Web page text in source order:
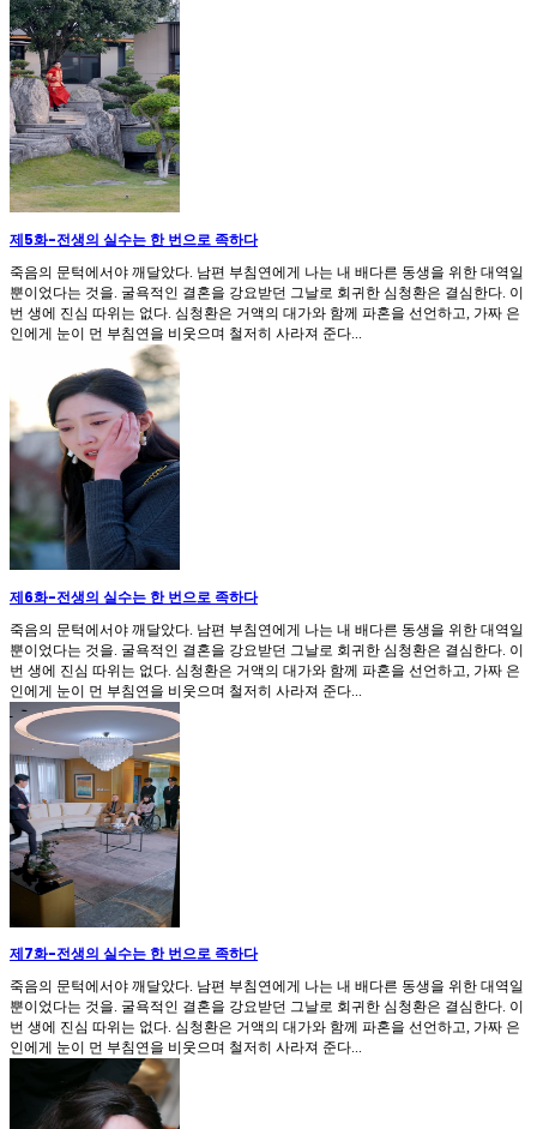
제5화-전생의 실수는 한 번으로 족하다
죽음의 문턱에서야 깨달았다. 남편 부침연에게 나는 내 배다른 동생을 위한 대역일
뿐이었다는 것을. 굴욕적인 결혼을 강요받던 그날로 회귀한 심청환은 결심한다. 이
번 생에 진심 따위는 없다. 심청환은 거액의 대가와 함께 파혼을 선언하고, 가짜 은
인에게 눈이 먼 부침연을 비웃으며 철저히 사라져 준다...
제6화-전생의 실수는 한 번으로 족하다
죽음의 문턱에서야 깨달았다. 남편 부침연에게 나는 내 배다른 동생을 위한 대역일
뿐이었다는 것을. 굴욕적인 결혼을 강요받던 그날로 회귀한 심청환은 결심한다. 이
번 생에 진심 따위는 없다. 심청환은 거액의 대가와 함께 파혼을 선언하고, 가짜 은
인에게 눈이 먼 부침연을 비웃으며 철저히 사라져 준다...
제7화-전생의 실수는 한 번으로 족하다
죽음의 문턱에서야 깨달았다. 남편 부침연에게 나는 내 배다른 동생을 위한 대역일
뿐이었다는 것을. 굴욕적인 결혼을 강요받던 그날로 회귀한 심청환은 결심한다. 이
번 생에 진심 따위는 없다. 심청환은 거액의 대가와 함께 파혼을 선언하고, 가짜 은
인에게 눈이 먼 부침연을 비웃으며 철저히 사라져 준다...